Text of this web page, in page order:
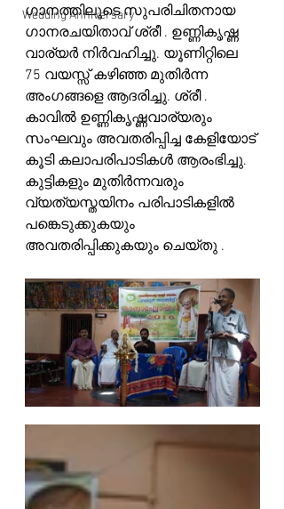
Wedding Anniversary
ഗാനത്തിലൂടെ സുപരിചിതനായ
ഗാനരചയിതാവ് ശ്രീ . ഉണ്ണികൃഷ്ണ
വാര്യർ നിർവഹിച്ചു. യൂണിറ്റിലെ
75 വയസ്സ് കഴിഞ്ഞ മുതിർന്ന
അംഗങ്ങളെ ആദരിച്ചു. ശ്രീ .
കാവിൽ ഉണ്ണികൃഷ്ണവാര്യരും
സംഘവും അവതരിപ്പിച്ച കേളിയോട്
കൂടി കലാപരിപാടികൾ ആരംഭിച്ചു.
കുട്ടികളും മുതിർന്നവരും
വ്യത്യസ്തയിനം പരിപാടികളിൽ
പങ്കെടുക്കുകയും
അവതരിപ്പിക്കുകയും ചെയ്തു .